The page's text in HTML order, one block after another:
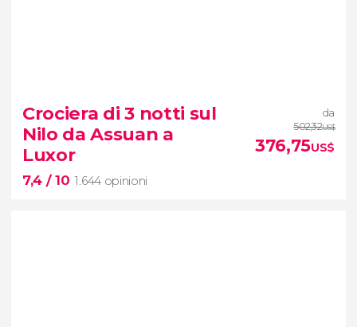
1.776 opinioni
crociera sul Nilo
da Luxor ad Assuan
Crociera di 3 notti sul
Nilo da Assuan a
Luxor
7,4 / 10 1.644 opinioni
da
502,32US$
376,75US$